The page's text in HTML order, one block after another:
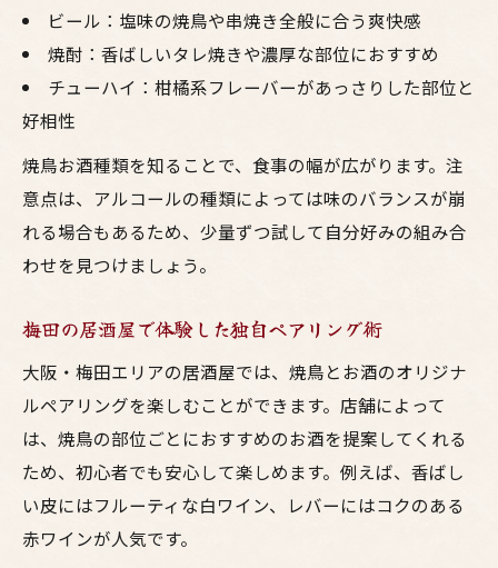
ビール：塩味の焼鳥や串焼き全般に合う爽快感
焼酎：香ばしいタレ焼きや濃厚な部位におすすめ
チューハイ：柑橘系フレーバーがあっさりした部位と
好相性
焼鳥お酒種類を知ることで、食事の幅が広がります。注
意点は、アルコールの種類によっては味のバランスが崩
れる場合もあるため、少量ずつ試して自分好みの組み合
わせを見つけましょう。
梅田の居酒屋で体験した独自ペアリング術
大阪・梅田エリアの居酒屋では、焼鳥とお酒のオリジナ
ルペアリングを楽しむことができます。店舗によって
は、焼鳥の部位ごとにおすすめのお酒を提案してくれる
ため、初心者でも安心して楽しめます。例えば、香ばし
い皮にはフルーティな白ワイン、レバーにはコクのある
赤ワインが人気です。